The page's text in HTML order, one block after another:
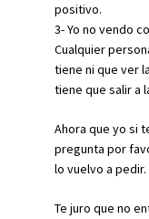
positivo.
3- Yo no vendo
Cualquier
tiene ni que ver
tiene que salir a
Ahora que yo si
pregunta por
lo vuelvo a pedir.
Te juro que no